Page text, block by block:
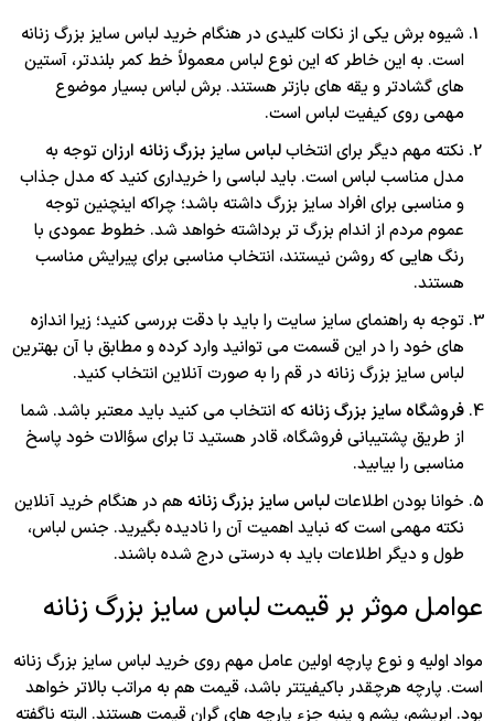
شیوه برش یکی از نکات کلیدی در هنگام خرید لباس سایز بزرگ زنانه
است. به این خاطر که این نوع لباس معمولاً خط کمر بلندتر، آستین
های گشادتر و یقه های بازتر هستند. برش لباس بسیار موضوع
مهمی روی کیفیت لباس است.
نکته مهم دیگر برای انتخابلباس سایز بزرگ زنانه ارزان توجه به
مدل مناسب لباس است. باید لباسی را خریداری کنید که مدل جذاب
و مناسبی برای افراد سایز بزرگ داشته باشد؛ چراکه اینچنین توجه
عموم مردم از اندام بزرگ تر برداشته خواهد شد. خطوط عمودی با
رنگ هایی که روشن نیستند، انتخاب مناسبی برای پیرایش مناسب
هستند.
توجه به راهنمای سایز سایت را باید با دقت بررسی کنید؛ زیرا اندازه
های خود را در این قسمت می توانید وارد کرده و مطابق با آن بهترین
لباس سایز بزرگ زنانه در قم را به صورت آنلاین انتخاب کنید.
فروشگاه سایز بزرگ زنانه که انتخاب می کنید باید معتبر باشد. شما
از طریق پشتیبانی فروشگاه، قادر هستید تا برای سؤالات خود پاسخ
مناسبی را بیابید.
خوانا بودن اطلاعاتلباس سایز بزرگ زنانه هم در هنگام خرید آنلاین
نکته مهمی است که نباید اهمیت آن را نادیده بگیرید. جنس لباس،
طول و دیگر اطلاعات باید به درستی درج شده باشند.
عوامل موثر بر قیمت لباس سایز بزرگ زنانه
مواد اولیه و نوع پارچه اولین عامل مهم روی خرید لباس سایز بزرگ زنانه
است. پارچه هرچقدر باکیفیت‎تر باشد، قیمت هم به مراتب بالاتر خواهد
بود. ابریشم، پشم و پنبه جزء پارچه های گران قیمت هستند. البته ناگفته